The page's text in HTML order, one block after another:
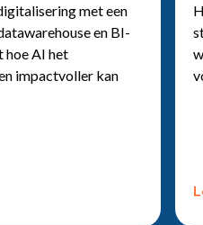
met een
en BI-
hoe AI het
impactvoller kan